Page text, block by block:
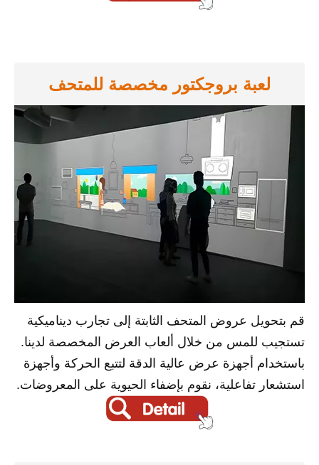
لعبة بروجكتور مخصصة للمتحف
قم بتحويل عروض المتحف الثابتة إلى تجارب ديناميكية
تستجيب للمس من خلال ألعاب العرض المخصصة لدينا.
باستخدام أجهزة عرض عالية الدقة لتتبع الحركة وأجهزة
استشعار تفاعلية، نقوم بإضفاء الحيوية على المعروضات.